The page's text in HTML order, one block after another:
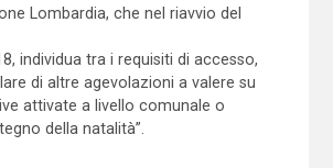
Lombardia, che nel riavvio del
individua tra i requisiti di accesso,
di altre agevolazioni a valere su
attivate a livello comunale o
della natalità”.